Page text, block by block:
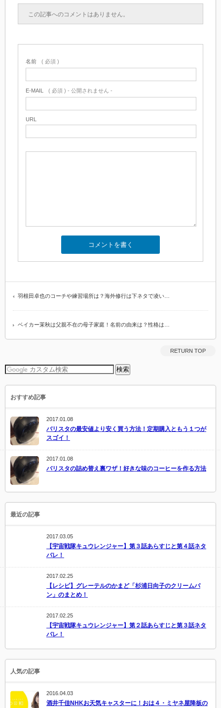
この記事へのコメントはありません。
名前 ( 必須 )
E-MAIL ( 必須 ) - 公開されません -
URL
羽根田卓也のコーチや練習場所は？海外修行は下ネタで凌い…
ベイカー茉秋は父親不在の母子家庭！名前の由来は？性格は…
RETURN TOP
おすすめ記事
2017.01.08
バリスタの最安値より安く買う方法！定期購入ともう１つが
スゴイ！
2017.01.08
バリスタの詰め替え裏ワザ！好きな味のコーヒーを作る方法
最近の記事
2017.03.05
【宇宙戦隊キュウレンジャー】第３話あらすじと第４話ネタ
バレ！
2017.02.25
【レシピ】グレーテルのかまど「杉浦日向子のクリームパ
ン」のまとめ！
2017.02.25
【宇宙戦隊キュウレンジャー】第２話あらすじと第３話ネタ
バレ！
人気の記事
2016.04.03
酒井千佳NHKお天気キャスターに！おは４・ミヤネ屋降板の